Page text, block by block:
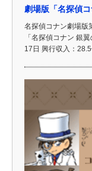
劇場版「名探偵
名探偵コナン劇場
「名探偵コナン 銀
17日 興行収入：